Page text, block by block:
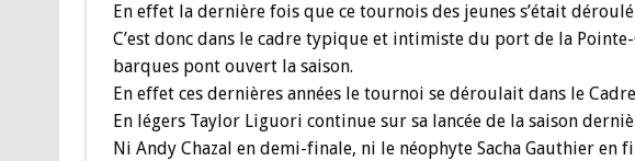
En effet la dernière fois que ce tournois des jeunes s’était
C’est donc dans le cadre typique et intimiste du port de la
barques pont ouvert la saison.
En effet ces dernières années le tournoi se déroulait dans le
En légers Taylor Liguori continue sur sa lancée de la saison
Ni Andy Chazal en demi-finale, ni le néophyte Sacha Gauthier en